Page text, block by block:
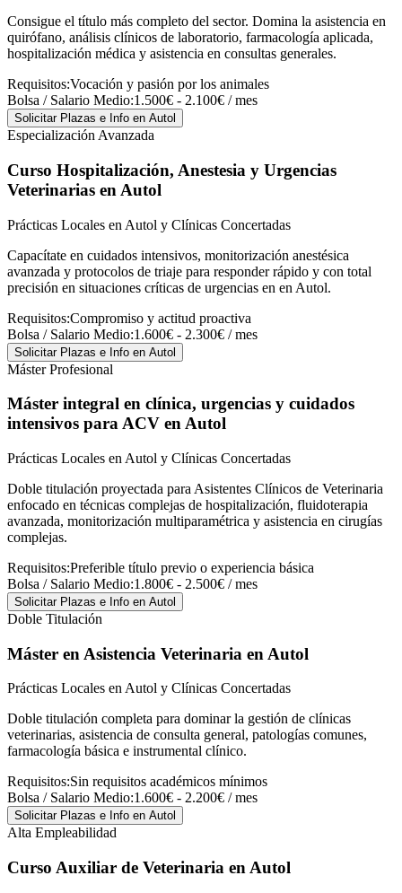
Consigue el título más completo del sector. Domina la asistencia en
quirófano, análisis clínicos de laboratorio, farmacología aplicada,
hospitalización médica y asistencia en consultas generales.
Requisitos:Vocación y pasión por los animales
Bolsa / Salario Medio:1.500€ - 2.100€ / mes
Solicitar Plazas e Info en Autol
Especialización Avanzada
Curso Hospitalización, Anestesia y Urgencias
Veterinarias en Autol
Prácticas Locales en Autol y Clínicas Concertadas
Capacítate en cuidados intensivos, monitorización anestésica
avanzada y protocolos de triaje para responder rápido y con total
precisión en situaciones críticas de urgencias en en Autol.
Requisitos:Compromiso y actitud proactiva
Bolsa / Salario Medio:1.600€ - 2.300€ / mes
Solicitar Plazas e Info en Autol
Máster Profesional
Máster integral en clínica, urgencias y cuidados
intensivos para ACV en Autol
Prácticas Locales en Autol y Clínicas Concertadas
Doble titulación proyectada para Asistentes Clínicos de Veterinaria
enfocado en técnicas complejas de hospitalización, fluidoterapia
avanzada, monitorización multiparamétrica y asistencia en cirugías
complejas.
Requisitos:Preferible título previo o experiencia básica
Bolsa / Salario Medio:1.800€ - 2.500€ / mes
Solicitar Plazas e Info en Autol
Doble Titulación
Máster en Asistencia Veterinaria en Autol
Prácticas Locales en Autol y Clínicas Concertadas
Doble titulación completa para dominar la gestión de clínicas
veterinarias, asistencia de consulta general, patologías comunes,
farmacología básica e instrumental clínico.
Requisitos:Sin requisitos académicos mínimos
Bolsa / Salario Medio:1.600€ - 2.200€ / mes
Solicitar Plazas e Info en Autol
Alta Empleabilidad
Curso Auxiliar de Veterinaria en Autol